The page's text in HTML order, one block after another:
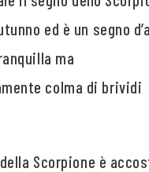
ed è un segno
ma
colma di brividi
Scorpione è